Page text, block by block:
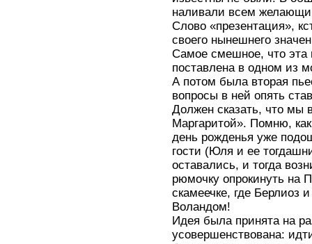
наливали всем
Слово «презентация»,
своего нынешнего
Самое смешное, что эта
поставлена в одном из
А потом была вторая
вопросы в ней опять
Должен сказать, что мы
Маргаритой». Помню,
день рожденья уже
гости (Юля и ее
оставались, и тогда
рюмочку опрокинуть на
скамеечке, где Берлиоз
Воландом!
Идея была принята на
усовершенствована: